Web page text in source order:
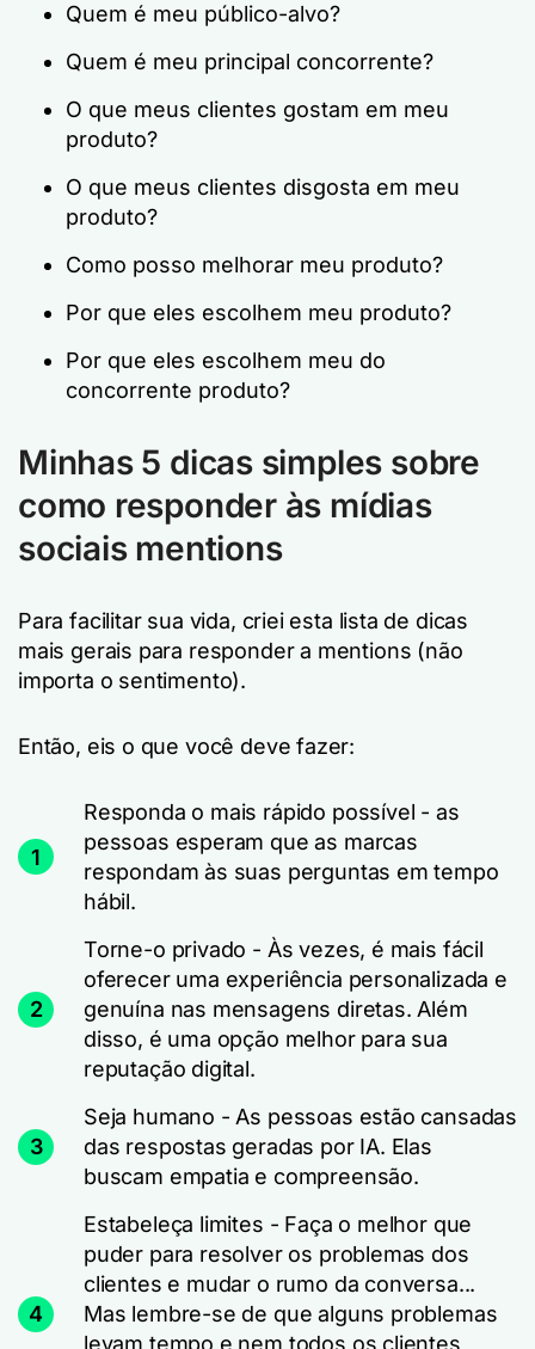
Quem é meu público-alvo?
Quem é meu principal concorrente?
O que meus clientes gostam em meu
produto?
O que meus clientes disgosta em meu
produto?
Como posso melhorar meu produto?
Por que eles escolhem meu produto?
Por que eles escolhem meu do
concorrente produto?
Minhas 5 dicas simples sobre
como responder às mídias
sociais mentions
Para facilitar sua vida, criei esta lista de dicas
mais gerais para responder a mentions (não
importa o sentimento).
Então, eis o que você deve fazer:
1
Responda o mais rápido possível - as
pessoas esperam que as marcas
respondam às suas perguntas em tempo
hábil.
2
Torne-o privado - Às vezes, é mais fácil
oferecer uma experiência personalizada e
genuína nas mensagens diretas. Além
disso, é uma opção melhor para sua
reputação digital.
3
Seja humano - As pessoas estão cansadas
das respostas geradas por IA. Elas
buscam empatia e compreensão.
4
Estabeleça limites - Faça o melhor que
puder para resolver os problemas dos
clientes e mudar o rumo da conversa...
Mas lembre-se de que alguns problemas
levam tempo e nem todos os clientes